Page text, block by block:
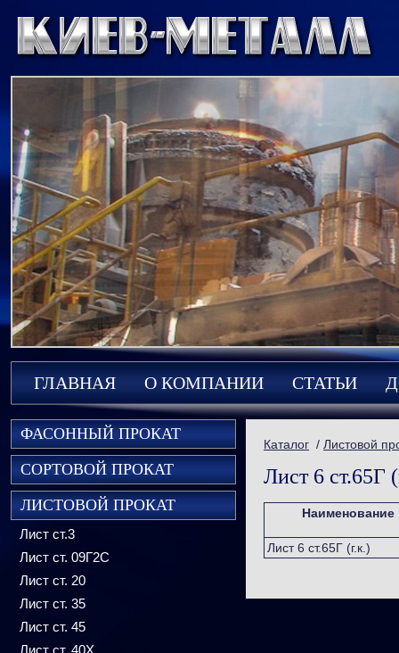
ГЛАВНАЯ О КОМПАНИИ СТАТЬИ
ФАСОННЫЙ ПРОКАТ
СОРТОВОЙ ПРОКАТ
ЛИСТОВОЙ ПРОКАТ
Лист ст.3
Лист ст. 09Г2С
Лист ст. 20
Лист ст. 35
Лист ст. 45
Лист ст. 40Х
Каталог / Листовой
Лист 6 ст.65Г
Наименование
Лист 6 ст.65Г (г.к.)